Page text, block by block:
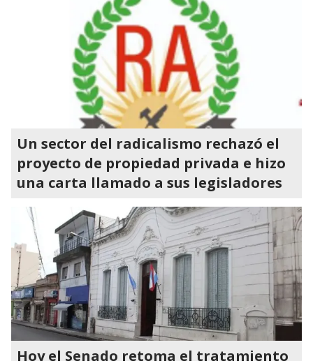
Un sector del radicalismo rechazó el
proyecto de propiedad privada e hizo
una carta llamado a sus legisladores
Hoy el Senado retoma el tratamiento